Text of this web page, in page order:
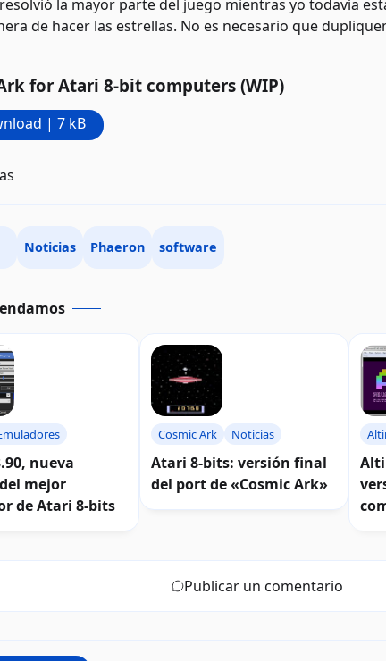
la mayor parte del juego mientras yo todavía
de hacer las estrellas. No es necesario que
for Atari 8-bit computers (WIP)
| 7 kB
Noticias Phaeron software
nueva
mejor
de Atari 8-bits
Cosmic Ark Noticias
Atari 8-bits: versión final
del port de «Cosmic Ark»
Publicar un comentario